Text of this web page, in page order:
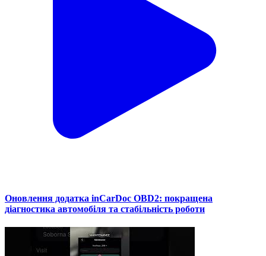
Оновлення додатка inCarDoc OBD2: покращена
діагностика автомобіля та стабільність роботи